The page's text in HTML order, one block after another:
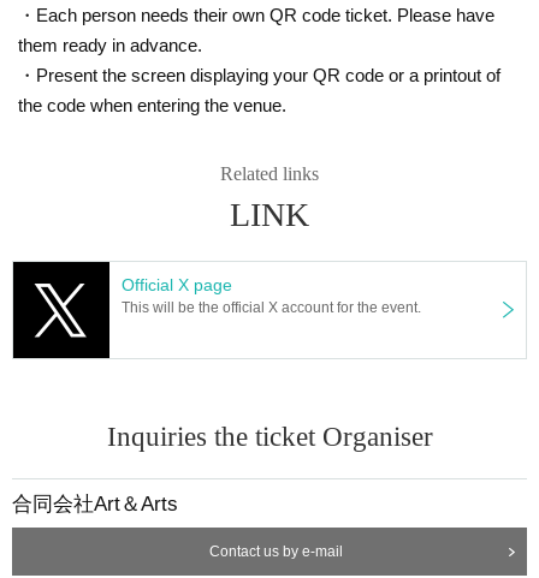
・Each person needs their own QR code ticket. Please have
them ready in advance.
・Present the screen displaying your QR code or a printout of
the code when entering the venue.
Related links
LINK
Official X page
This will be the official X account for the event.
Inquiries the ticket Organiser
合同会社Art＆Arts
Contact us by e-mail